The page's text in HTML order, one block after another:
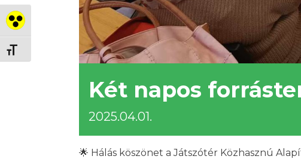
Nagy kontraszt váltása
Betűméret váltása
Két napos
2025.04.01.
🌟 Hálás köszönet a Játszótér Közhasznú